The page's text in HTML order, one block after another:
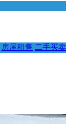
房屋租售 二手买卖